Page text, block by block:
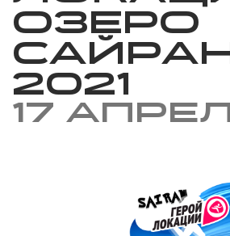
Озеро
2021
17